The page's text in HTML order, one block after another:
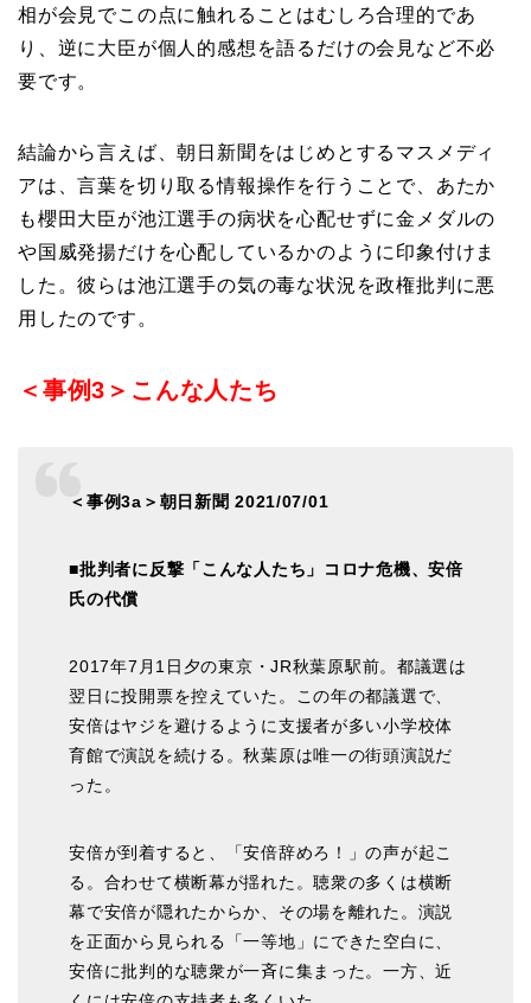
相が会見でこの点に触れることはむしろ合理的であ
り、逆に大臣が個人的感想を語るだけの会見など不必
要です。
結論から言えば、朝日新聞をはじめとするマスメディ
アは、言葉を切り取る情報操作を行うことで、あたか
も櫻田大臣が池江選手の病状を心配せずに金メダルの
や国威発揚だけを心配しているかのように印象付けま
した。彼らは池江選手の気の毒な状況を政権批判に悪
用したのです。
＜事例3＞こんな人たち
＜事例3a＞朝日新聞 2021/07/01
■批判者に反撃「こんな人たち」コロナ危機、安倍
氏の代償
2017年7月1日夕の東京・JR秋葉原駅前。都議選は
翌日に投開票を控えていた。この年の都議選で、
安倍はヤジを避けるように支援者が多い小学校体
育館で演説を続ける。秋葉原は唯一の街頭演説だ
った。
安倍が到着すると、「安倍辞めろ！」の声が起こ
る。合わせて横断幕が揺れた。聴衆の多くは横断
幕で安倍が隠れたからか、その場を離れた。演説
を正面から見られる「一等地」にできた空白に、
安倍に批判的な聴衆が一斉に集まった。一方、近